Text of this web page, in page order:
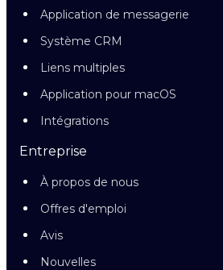
Application de messagerie
Système CRM
Liens multiples
Application pour macOS
Intégrations
Entreprise
À propos de nous
Offres d'emploi
Avis
Nouvelles